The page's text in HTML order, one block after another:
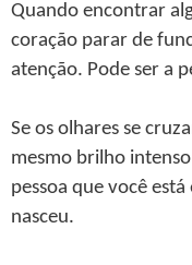
Quando encontrar
coração parar de
atenção. Pode ser a
Se os olhares se
mesmo brilho
pessoa que você
nasceu.